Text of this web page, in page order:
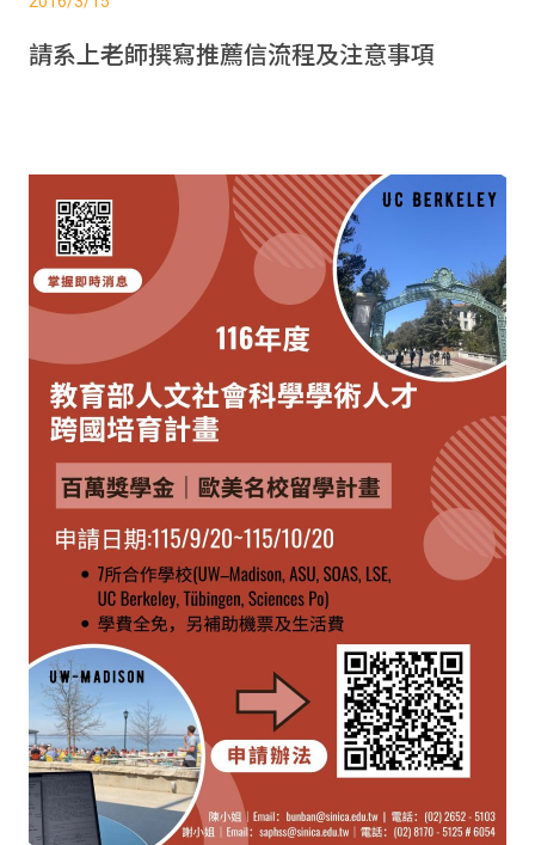
請系上老師撰寫推薦信流程及注意事項